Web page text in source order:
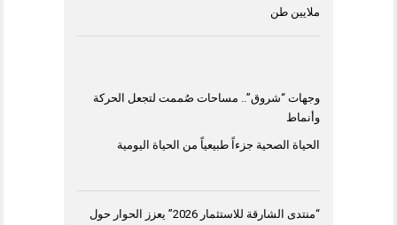
ملايين طن
وجهات “شروق”.. مساحات صُممت لتجعل الحركة
وأنماط
الحياة الصحية جزءاً طبيعياً من الحياة اليومية
“منتدى الشارقة للاستثمار 2026” يعزز الحوار حول